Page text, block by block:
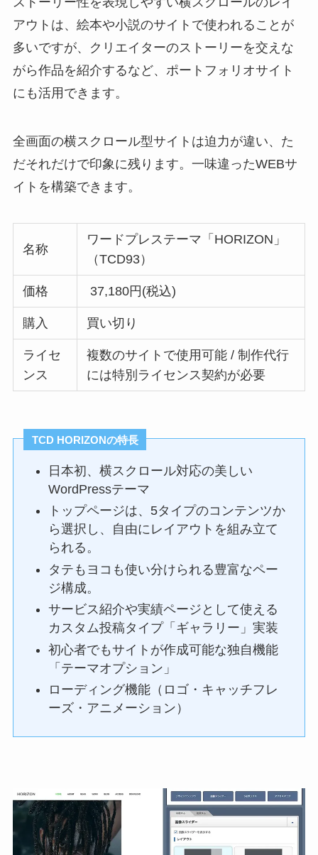
アウトは、絵本や小説のサイトで使われることが
多いですが、クリエイターのストーリーを交えな
がら作品を紹介するなど、ポートフォリオサイト
にも活用できます。
全画面の横スクロール型サイトは迫力が違い、た
だそれだけで印象に残ります。一味違ったWEBサ
イトを構築できます。
名称
ワードプレステーマ「HORIZON」
（TCD93）
価格 37,180円(税込)
購入 買い切り
ライセ
ンス
複数のサイトで使用可能 / 制作代行
には特別ライセンス契約が必要
TCD HORIZONの特長
日本初、横スクロール対応の美しい
WordPressテーマ
トップページは、5タイプのコンテンツか
ら選択し、自由にレイアウトを組み立て
られる。
タテもヨコも使い分けられる豊富なペー
ジ構成。
サービス紹介や実績ページとして使える
カスタム投稿タイプ「ギャラリー」実装
初心者でもサイトが作成可能な独自機能
「テーマオプション」
ローディング機能（ロゴ・キャッチフレ
ーズ・アニメーション）